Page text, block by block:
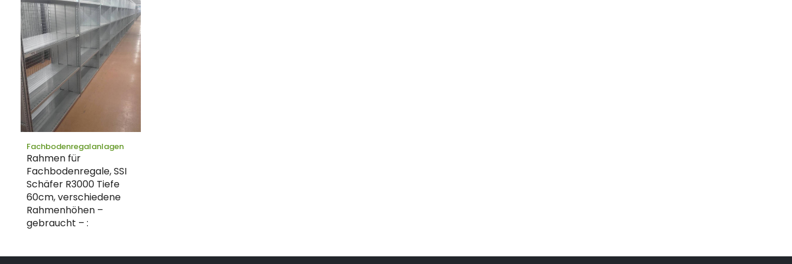
Fachbodenregalanlagen
Rahmen für
Fachbodenregale, SSI
Schäfer R3000 Tiefe
60cm, verschiedene
Rahmenhöhen –
gebraucht – :